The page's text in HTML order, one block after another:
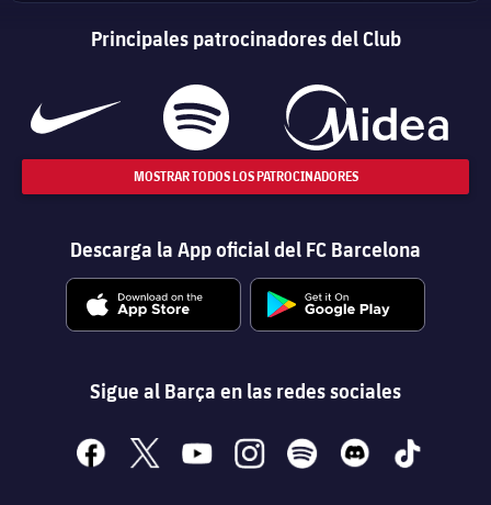
Principales patrocinadores del Club
MOSTRAR TODOS LOS PATROCINADORES
Descarga la App oficial del FC Barcelona
Sigue al Barça en las redes sociales
facebook
x youtubeinstagramspotify discord tiktok